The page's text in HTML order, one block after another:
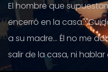
El hombre que
encerró en la casa.
a su madre… Él no me
salir de la casa, ni